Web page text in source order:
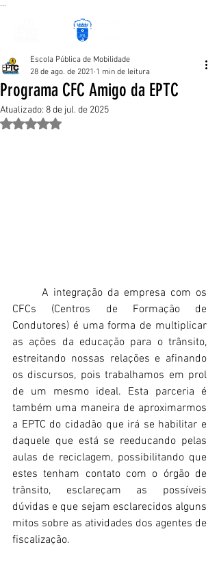
Programa CFC Amigo da EPTC
Escola Pública de Mobilidade
28 de ago. de 2021 1 min de leitura
Atualizado: 8 de jul. de 2025
Avaliado com NaN de 5 estrelas.
CFCs (Centros de Formação de
Condutores) é uma forma de multiplicar
as ações da educação para o trânsito,
estreitando nossas relações e afinando
os discursos, pois trabalhamos em prol
de um mesmo ideal. Esta parceria é
também uma maneira de aproximarmos
a EPTC do cidadão que irá se habilitar e
daquele que está se reeducando pelas
aulas de reciclagem, possibilitando que
estes tenham contato com o órgão de
trânsito, esclareçam as possíveis
dúvidas e que sejam esclarecidos alguns
mitos sobre as atividades dos agentes de
fiscalização.